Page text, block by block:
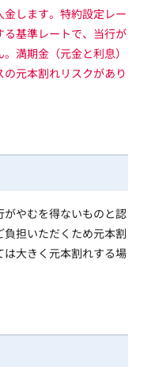
します。特約設定レー
る基準レートで、当行が
満期金（元金と利息）
元本割れリスクがあり
やむを得ないものと認
担いただくため元本割
大きく元本割れする場